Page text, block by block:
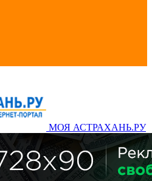
МОЯ АСТРАХАНЬ.РУ